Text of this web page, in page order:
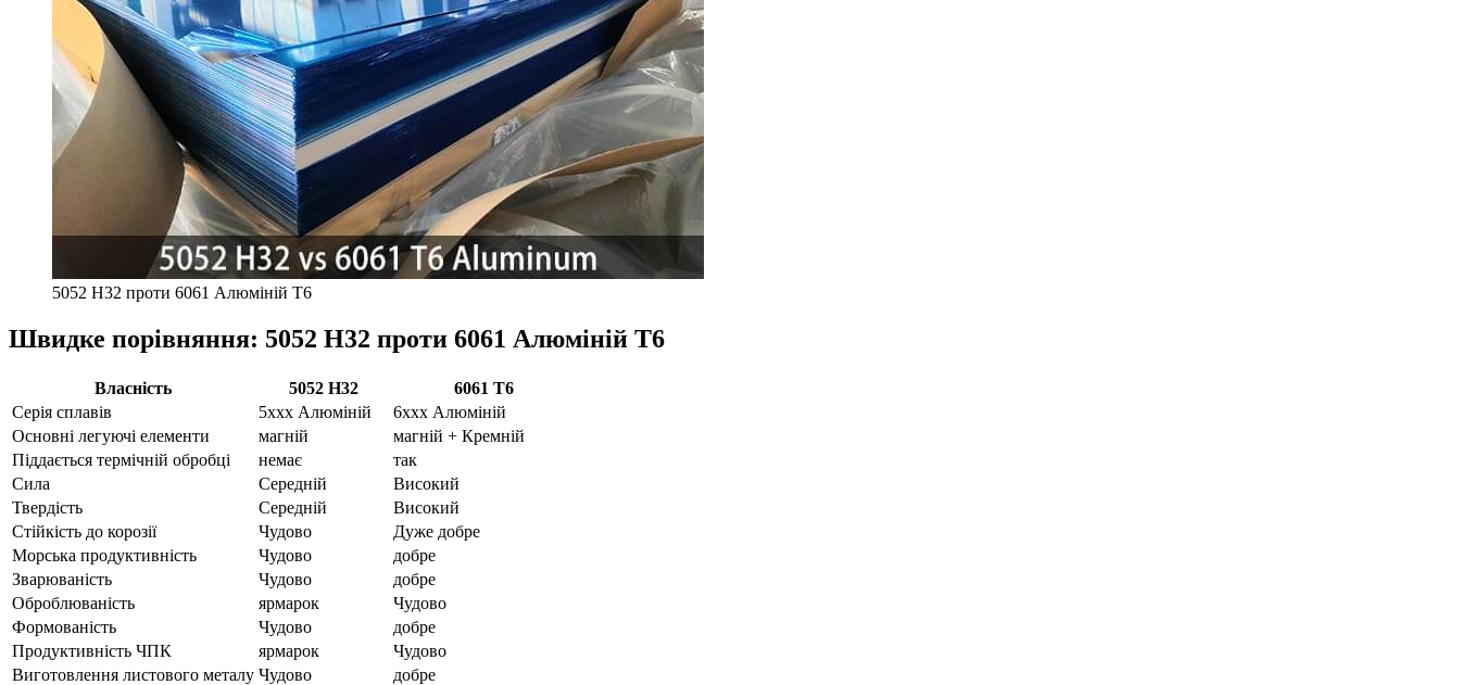
5052 H32 проти 6061 Алюміній T6
Швидке порівняння: 5052 H32 проти 6061 Алюміній T6
Власність 5052 H32
6061 Т6
Серія сплавів
5xxx Алюміній
6xxx Алюміній
Основні легуючі елементи
магній
магній + Кремній
Піддається термічній обробці
немає
так
Сила
Середній
Високий
Твердість
Середній
Високий
Стійкість до корозії
Чудово
Дуже добре
Морська продуктивність
Чудово
добре
Зварюваність
Чудово
добре
Оброблюваність
ярмарок
Чудово
Формованість
Чудово
добре
Продуктивність ЧПК
ярмарок
Чудово
Виготовлення листового металу Чудово
добре